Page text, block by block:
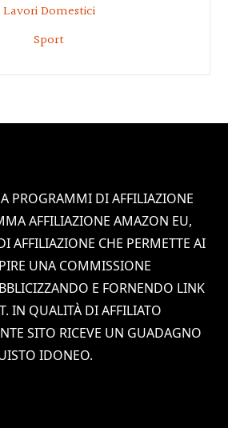
Lavori Domestici
Sport
PROGRAMMI DI AFFILIAZIONE
AFFILIAZIONE AMAZON EU,
AFFILIAZIONE CHE PERMETTE AI
UNA COMMISSIONE
E FORNENDO LINK
IN QUALITÀ DI AFFILIATO
SITO RICEVE UN GUADAGNO
IDONEO.